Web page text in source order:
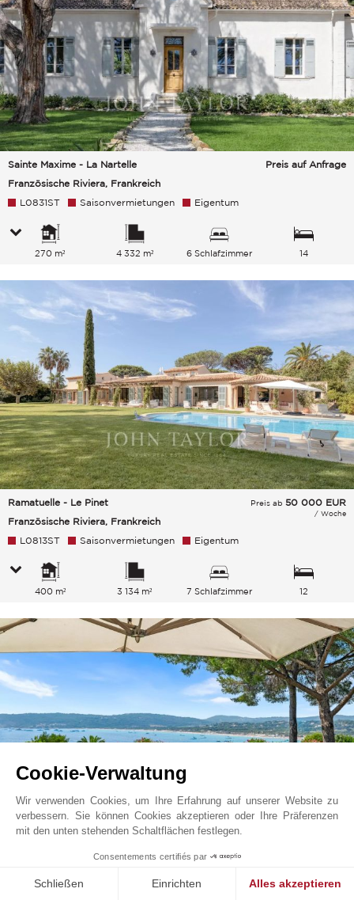
Sainte Maxime - La Nartelle
Französische Riviera, Frankreich
Preis auf Anfrage
L0831ST Saisonvermietungen Eigentum
270 m² 4 332 m² 6 Schlafzimmer
14
Ramatuelle - Le Pinet
Französische Riviera, Frankreich
Preis ab 50 000 EUR
/ Woche
L0813ST Saisonvermietungen Eigentum
400 m² 3 134 m² 7 Schlafzimmer
12
Französische Riviera, Frankreich
L0818ST Saisonvermietungen
Cookie-Verwaltung
Wir verwenden Cookies, um Ihre Erfahrung auf unserer Website zu
verbessern. Sie können Cookies akzeptieren oder Ihre Präferenzen
mit den unten stehenden Schaltflächen festlegen.
Consentements certifiés par
Schließen Einrichten Alles akzeptieren